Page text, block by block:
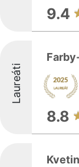
9.4
Laureáti
8.8